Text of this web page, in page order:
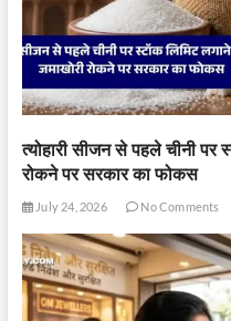
त्योहारी सीजन से पहले चीनी पर
रोकने पर सरकार का फोकस
July 24, 2026 No Comments